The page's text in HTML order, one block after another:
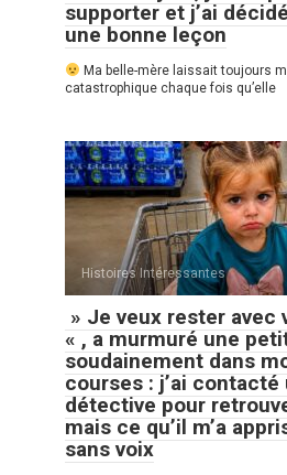
supporter et j’ai
une bonne leçon
Ma belle-mère laissait toujours
catastrophique chaque fois qu’elle
Histoires Intéressantes
» Je veux rester avec
« , a murmuré une
soudainement dans
courses : j’ai contacté
détective pour
mais ce qu’il m’a
sans voix